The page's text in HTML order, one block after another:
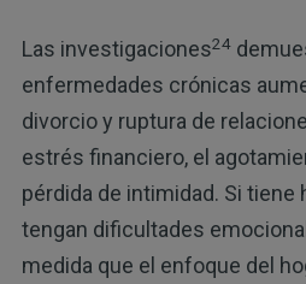
Las investigaciones24
enfermedades crónicas
divorcio y ruptura de
estrés financiero, el
pérdida de intimidad. Si tiene
tengan dificultades
medida que el enfoque del